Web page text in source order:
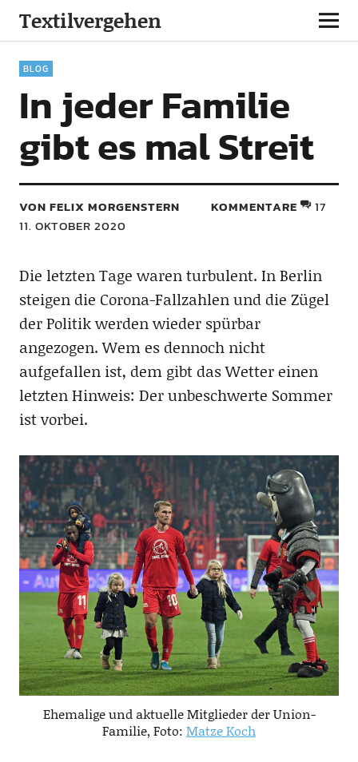
Textilvergehen
BLOG
In jeder Familie
gibt es mal Streit
VON FELIX MORGENSTERN
11. OKTOBER 2020
KOMMENTARE 17
Die letzten Tage waren turbulent. In Berlin
steigen die Corona-Fallzahlen und die Zügel
der Politik werden wieder spürbar
angezogen. Wem es dennoch nicht
aufgefallen ist, dem gibt das Wetter einen
letzten Hinweis: Der unbeschwerte Sommer
ist vorbei.
Ehemalige und aktuelle Mitglieder der Union-
Familie, Foto: Matze Koch